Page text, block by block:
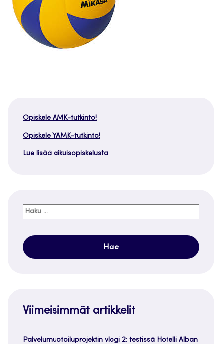
Opiskele AMK-tutkinto!
Opiskele YAMK-tutkinto!
Lue lisää aikuisopiskelusta
Haku:
Viimeisimmät artikkelit
Palvelumuotoiluprojektin vlogi 2: testissä Hotelli Alban